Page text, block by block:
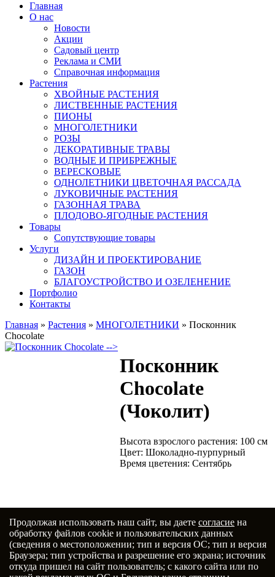
Главная
О нас
Новости
Акции
Садовый центр
Реклама и СМИ
Справочная информация
Растения
ХВОЙНЫЕ РАСТЕНИЯ
ЛИСТВЕННЫЕ РАСТЕНИЯ
ПИОНЫ
МНОГОЛЕТНИКИ
РОЗЫ
ДЕКОРАТИВНЫЕ ТРАВЫ
ВОДНЫЕ И ПРИБРЕЖНЫЕ
ВЕРЕСКОВЫЕ
ОДНОЛЕТНИКИ ЦВЕТОЧНАЯ РАССАДА
ЛУКОВИЧНЫЕ РАСТЕНИЯ
ГАЗОННАЯ ТРАВА
ПЛОДОВО-ЯГОДНЫЕ РАСТЕНИЯ
Товары
Сопутствующие товары
Услуги
ДИЗАЙН И ПРОЕКТИРОВАНИЕ
ГАЗОН
БЛАГОУСТРОЙСТВО И ОЗЕЛЕНЕНИЕ
Портфолио
Контакты
Главная » Растения » МНОГОЛЕТНИКИ » Посконник
Chocolate
-->
Посконник
Chocolate
(Чоколит)
Высота взрослого растения: 100 см
Цвет: Шоколадно-пурпурный
Время цветения: Сентябрь
Добавить в избранное
Главная
О нас
Продолжая использовать наш сайт, вы даете согласие на
обработку файлов cookie и пользовательских данных
(сведения о местоположении; тип и версия ОС; тип и версия
Браузера; тип устройства и разрешение его экрана; источник
откуда пришел на сайт пользователь; с какого сайта или по